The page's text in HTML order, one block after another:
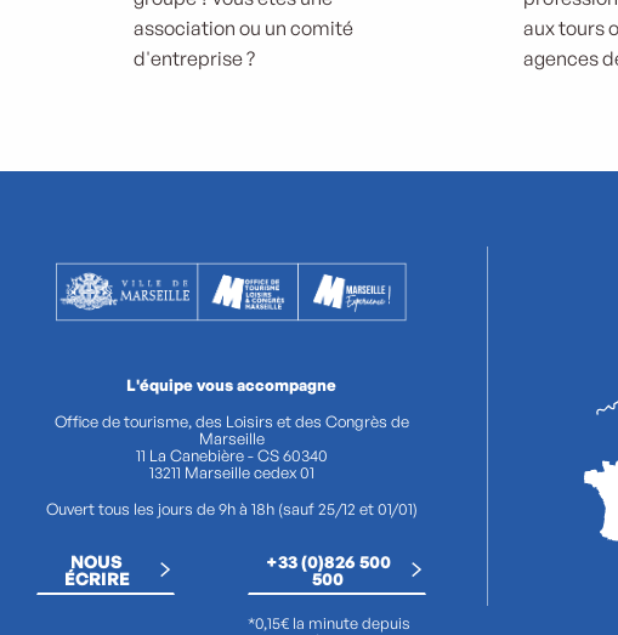
association ou un comité
d'entreprise ?
aux tours
agences
L'équipe vous accompagne
Office de tourisme, des Loisirs et des Congrès de
Marseille
11 La Canebière - CS 60340
13211 Marseille cedex 01
Ouvert tous les jours de 9h à 18h (sauf 25/12 et 01/01)
NOUS
ÉCRIRE
+33 (0)826 500
500
*0,15€ la minute depuis